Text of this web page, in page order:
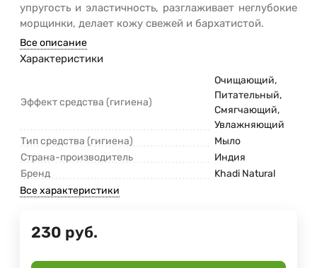
упругость и эластичность, разглаживает неглубокие
морщинки, делает кожу свежей и бархатистой.
Все описание
Характеристики
Эффект средства (гигиена)
Очищающий,
Питательный,
Смягчающий,
Увлажняющий
Тип средства (гигиена)
Мыло
Страна-производитель
Индия
Бренд
Khadi Natural
Все характеристики
230 руб.